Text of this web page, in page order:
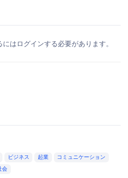
にはログインする必要があります。
ビジネス 起業
コミュニケーション
会